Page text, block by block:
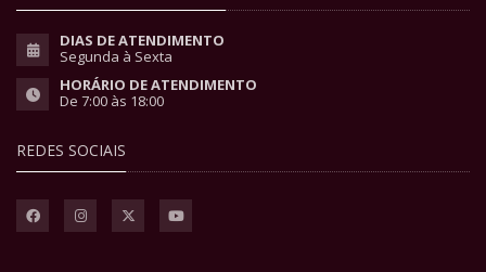
DIAS DE ATENDIMENTO
Segunda à Sexta
HORÁRIO DE ATENDIMENTO
De 7:00 às 18:00
REDES SOCIAIS